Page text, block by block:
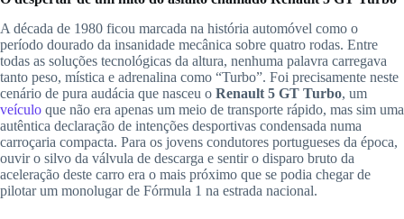
A década de 1980 ficou marcada na história automóvel como o
período dourado da insanidade mecânica sobre quatro rodas. Entre
todas as soluções tecnológicas da altura, nenhuma palavra carregava
tanto peso, mística e adrenalina como “Turbo”. Foi precisamente neste
cenário de pura audácia que nasceu o Renault 5 GT Turbo, um
veículo que não era apenas um meio de transporte rápido, mas sim uma
autêntica declaração de intenções desportivas condensada numa
carroçaria compacta. Para os jovens condutores portugueses da época,
ouvir o silvo da válvula de descarga e sentir o disparo bruto da
aceleração deste carro era o mais próximo que se podia chegar de
pilotar um monolugar de Fórmula 1 na estrada nacional.